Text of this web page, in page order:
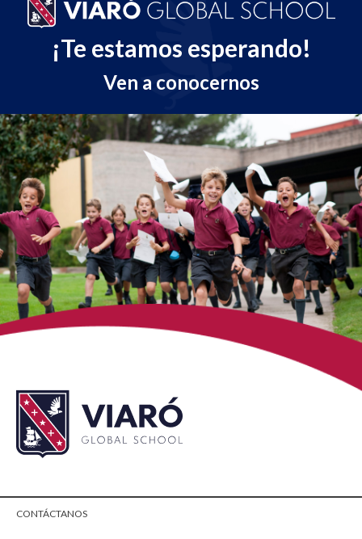
¡Te estamos esperando!
Ven a conocernos
CONTÁCTANOS